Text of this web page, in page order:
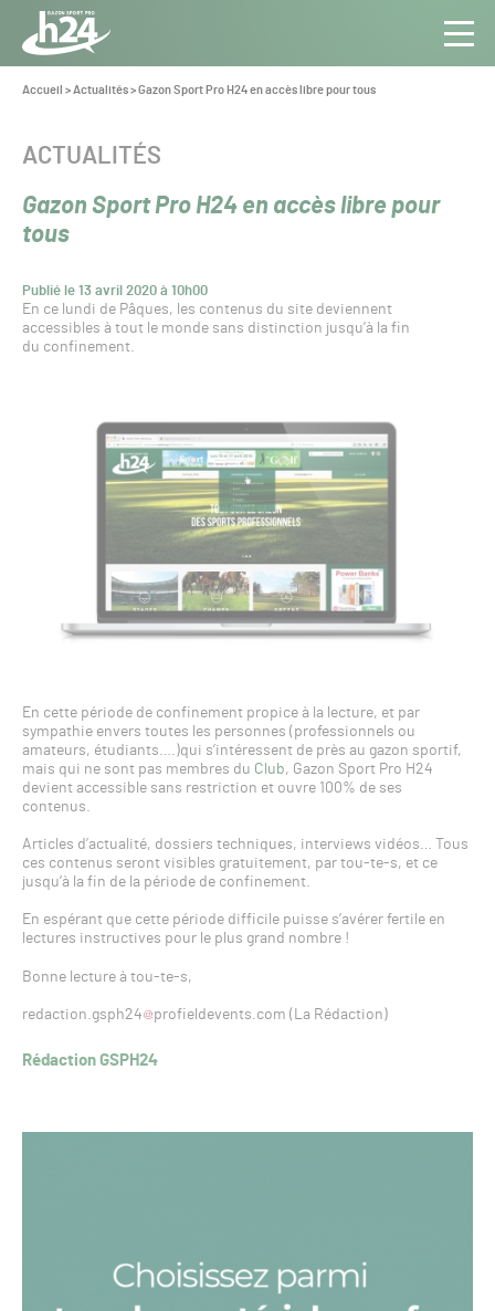
Panneau de gestion des cookies
Aller au contenu
Toute
l’info
Pro
Vous
Accueil >Actualités>Gazon Sport Pro H24 en accès libre pour tous
Gazon Sport Pro H24 en accès libre pour
tous
Publié le 13 avril 2020 à 10h00
CATÉGORIE :
ACTUALITÉS
En ce lundi de Pâques, les contenus du site deviennent
accessibles à tout le monde sans distinction jusqu’à la fin
du confinement.
En cette période de confinement propice à la lecture, et par
sympathie envers toutes les personnes (professionnels ou
amateurs, étudiants….)qui s’intéressent de près au gazon sportif,
mais qui ne sont pas membres du Club, Gazon Sport Pro H24
devient accessible sans restriction et ouvre 100% de ses
contenus.
Articles d’actualité, dossiers techniques, interviews vidéos… Tous
ces contenus seront visibles gratuitement, par tou-te-s, et ce
jusqu’à la fin de la période de confinement.
En espérant que cette période difficile puisse s’avérer fertile en
lectures instructives pour le plus grand nombre !
Bonne lecture à tou-te-s,
redaction.gsph24 profieldevents.com (La Rédaction)
Rédaction GSPH24